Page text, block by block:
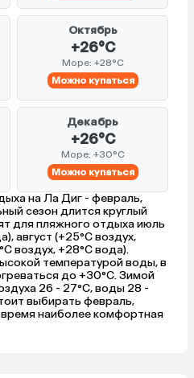
Октябрь
+26°C
Море: +28°C
Можно купаться
Декабрь
+26°C
Море: +30°C
Можно купаться
на Ла Диг - февраль,
сезон длится круглый
для пляжного отдыха июль
август (+25°C воздух,
воздух, +28°C вода).
температурой воды, в
до +30°C. Зимой
26 - 27°C, воды 28 -
выбирать февраль,
время наиболее комфортная